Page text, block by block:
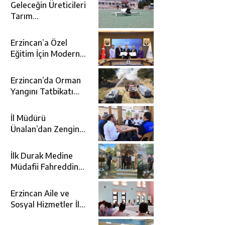
Geleceğin Üreticileri
Tarım
Tanışıyor
Erzincan’a Özel
Eğitim İçin Modern
Eğitim Meslek Okulu
Protokolü İmzalandı
Erzincan’da Orman
Yangını Tatbikatı
İl Müdürü
Ünalan’dan Zengin
Ziyareti
İlk Durak Medine
Müdafii Fahreddin
Kabri
Erzincan Aile ve
Sosyal Hizmetler İl